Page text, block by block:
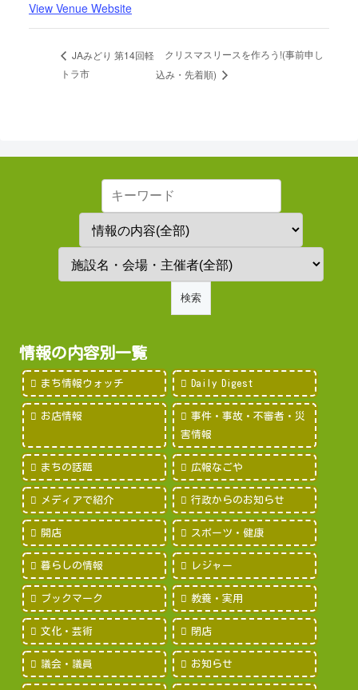
View Venue Website
JAみどり 第14回軽
トラ市
クリスマスリースを作ろう!(事前申し
込み・先着順)
情報の内容別一覧
まち情報ウォッチ Daily Digest
お店情報
事件・事故・不審者・災
害情報
まちの話題 広報なごや
メディアで紹介 行政からのお知らせ
開店 スポーツ・健康
暮らしの情報 レジャー
ブックマーク 教養・実用
文化・芸術 閉店
議会・議員 お知らせ